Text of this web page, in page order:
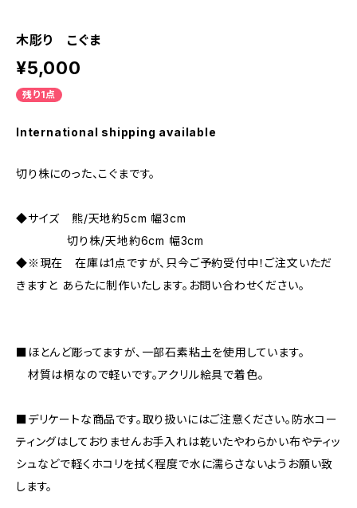
木彫り こぐま
¥5,000
残り1点
International shipping available
切り株にのった、こぐまです。
◆サイズ 熊/天地約5cm 幅3cm
切り株/天地約6cm 幅3cm
◆※現在 在庫は1点ですが、只今ご予約受付中！ご注文いただ
きますと あらたに制作いたします。お問い合わせください。
■ほとんど彫ってますが、一部石素粘土を使用しています。
材質は桐なので軽いです。アクリル絵具で着色。
■デリケートな商品です。取り扱いにはご注意ください。防水コー
ティングはしておりませんお手入れは乾いたやわらかい布やティッ
シュなどで軽くホコリを拭く程度で水に濡らさないようお願い致
します。